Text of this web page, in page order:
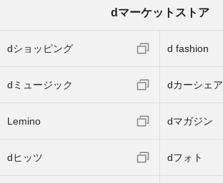
dマーケットストア
dショッピング d fashion
dミュージック dカーシェア
Lemino dマガジン
dヒッツ dフォト